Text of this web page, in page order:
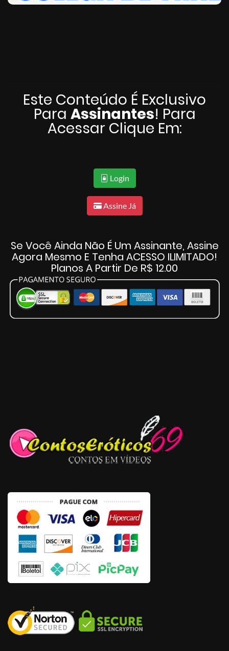
Este Conteúdo É Exclusivo
Para Assinantes! Para
Acessar Clique Em:
Login
Assine Já
Se Você Ainda Não É Um Assinante, Assine
Agora Mesmo E Tenha ACESSO ILIMITADO!
Planos A Partir De R$ 12.00